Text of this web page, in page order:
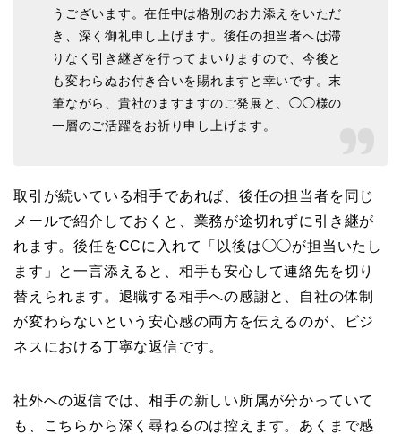
うございます。在任中は格別のお力添えをいただ
き、深く御礼申し上げます。後任の担当者へは滞
りなく引き継ぎを行ってまいりますので、今後と
も変わらぬお付き合いを賜れますと幸いです。末
筆ながら、貴社のますますのご発展と、◯◯様の
一層のご活躍をお祈り申し上げます。
取引が続いている相手であれば、後任の担当者を同じ
メールで紹介しておくと、業務が途切れずに引き継が
れます。後任をCCに入れて「以後は◯◯が担当いたし
ます」と一言添えると、相手も安心して連絡先を切り
替えられます。退職する相手への感謝と、自社の体制
が変わらないという安心感の両方を伝えるのが、ビジ
ネスにおける丁寧な返信です。
社外への返信では、相手の新しい所属が分かっていて
も、こちらから深く尋ねるのは控えます。あくまで感